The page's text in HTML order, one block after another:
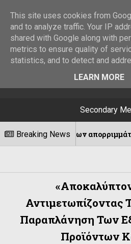
Secondary
Breaking News
απορριμμάτων ....
Αντιμετωπίζοντας
Παραπλάνηση Των
Προϊόντων
This site uses cookies from
and to analyze traffic. Your IP
shared with Google along with
metrics to ensure quality of
statistics, and to detect and
LEARN MORE